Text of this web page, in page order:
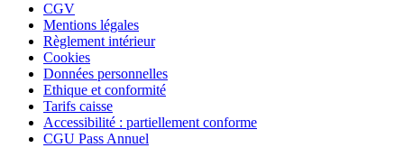
CGV
Mentions légales
Règlement intérieur
Cookies
Données personnelles
Ethique et conformité
Tarifs caisse
Accessibilité : partiellement conforme
CGU Pass Annuel